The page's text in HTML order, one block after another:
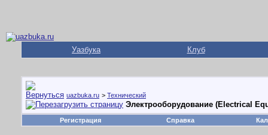
Уазбука Клуб
uazbuka.ru > Технический
Электрооборудование (Electrical
Регистрация Справка